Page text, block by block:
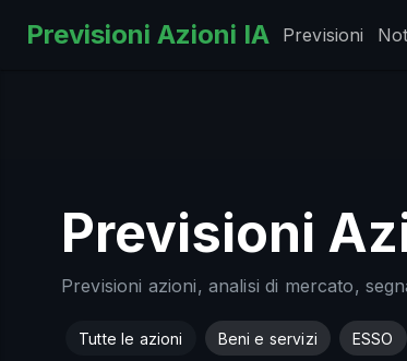
Previsioni Azioni IA Previsioni
Previsioni
Previsioni azioni, analisi di mercato,
Tutte le azioni Beni e servizi ESSO